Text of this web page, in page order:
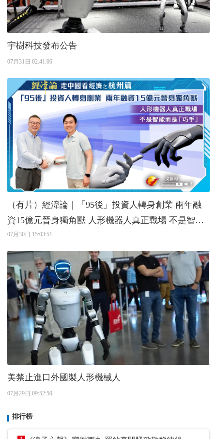
宇樹科技發布公告
07月31日 02:41:06
（有片）經湋論｜「95後」投資人轉身創業 兩年融
資15億元晉身獨角獸 人形機器人真正戰場 不是智能
而是「巧手」
07月30日 15:03:51
美禁止進口外國製人形機械人
07月29日 09:52:50
排行榜